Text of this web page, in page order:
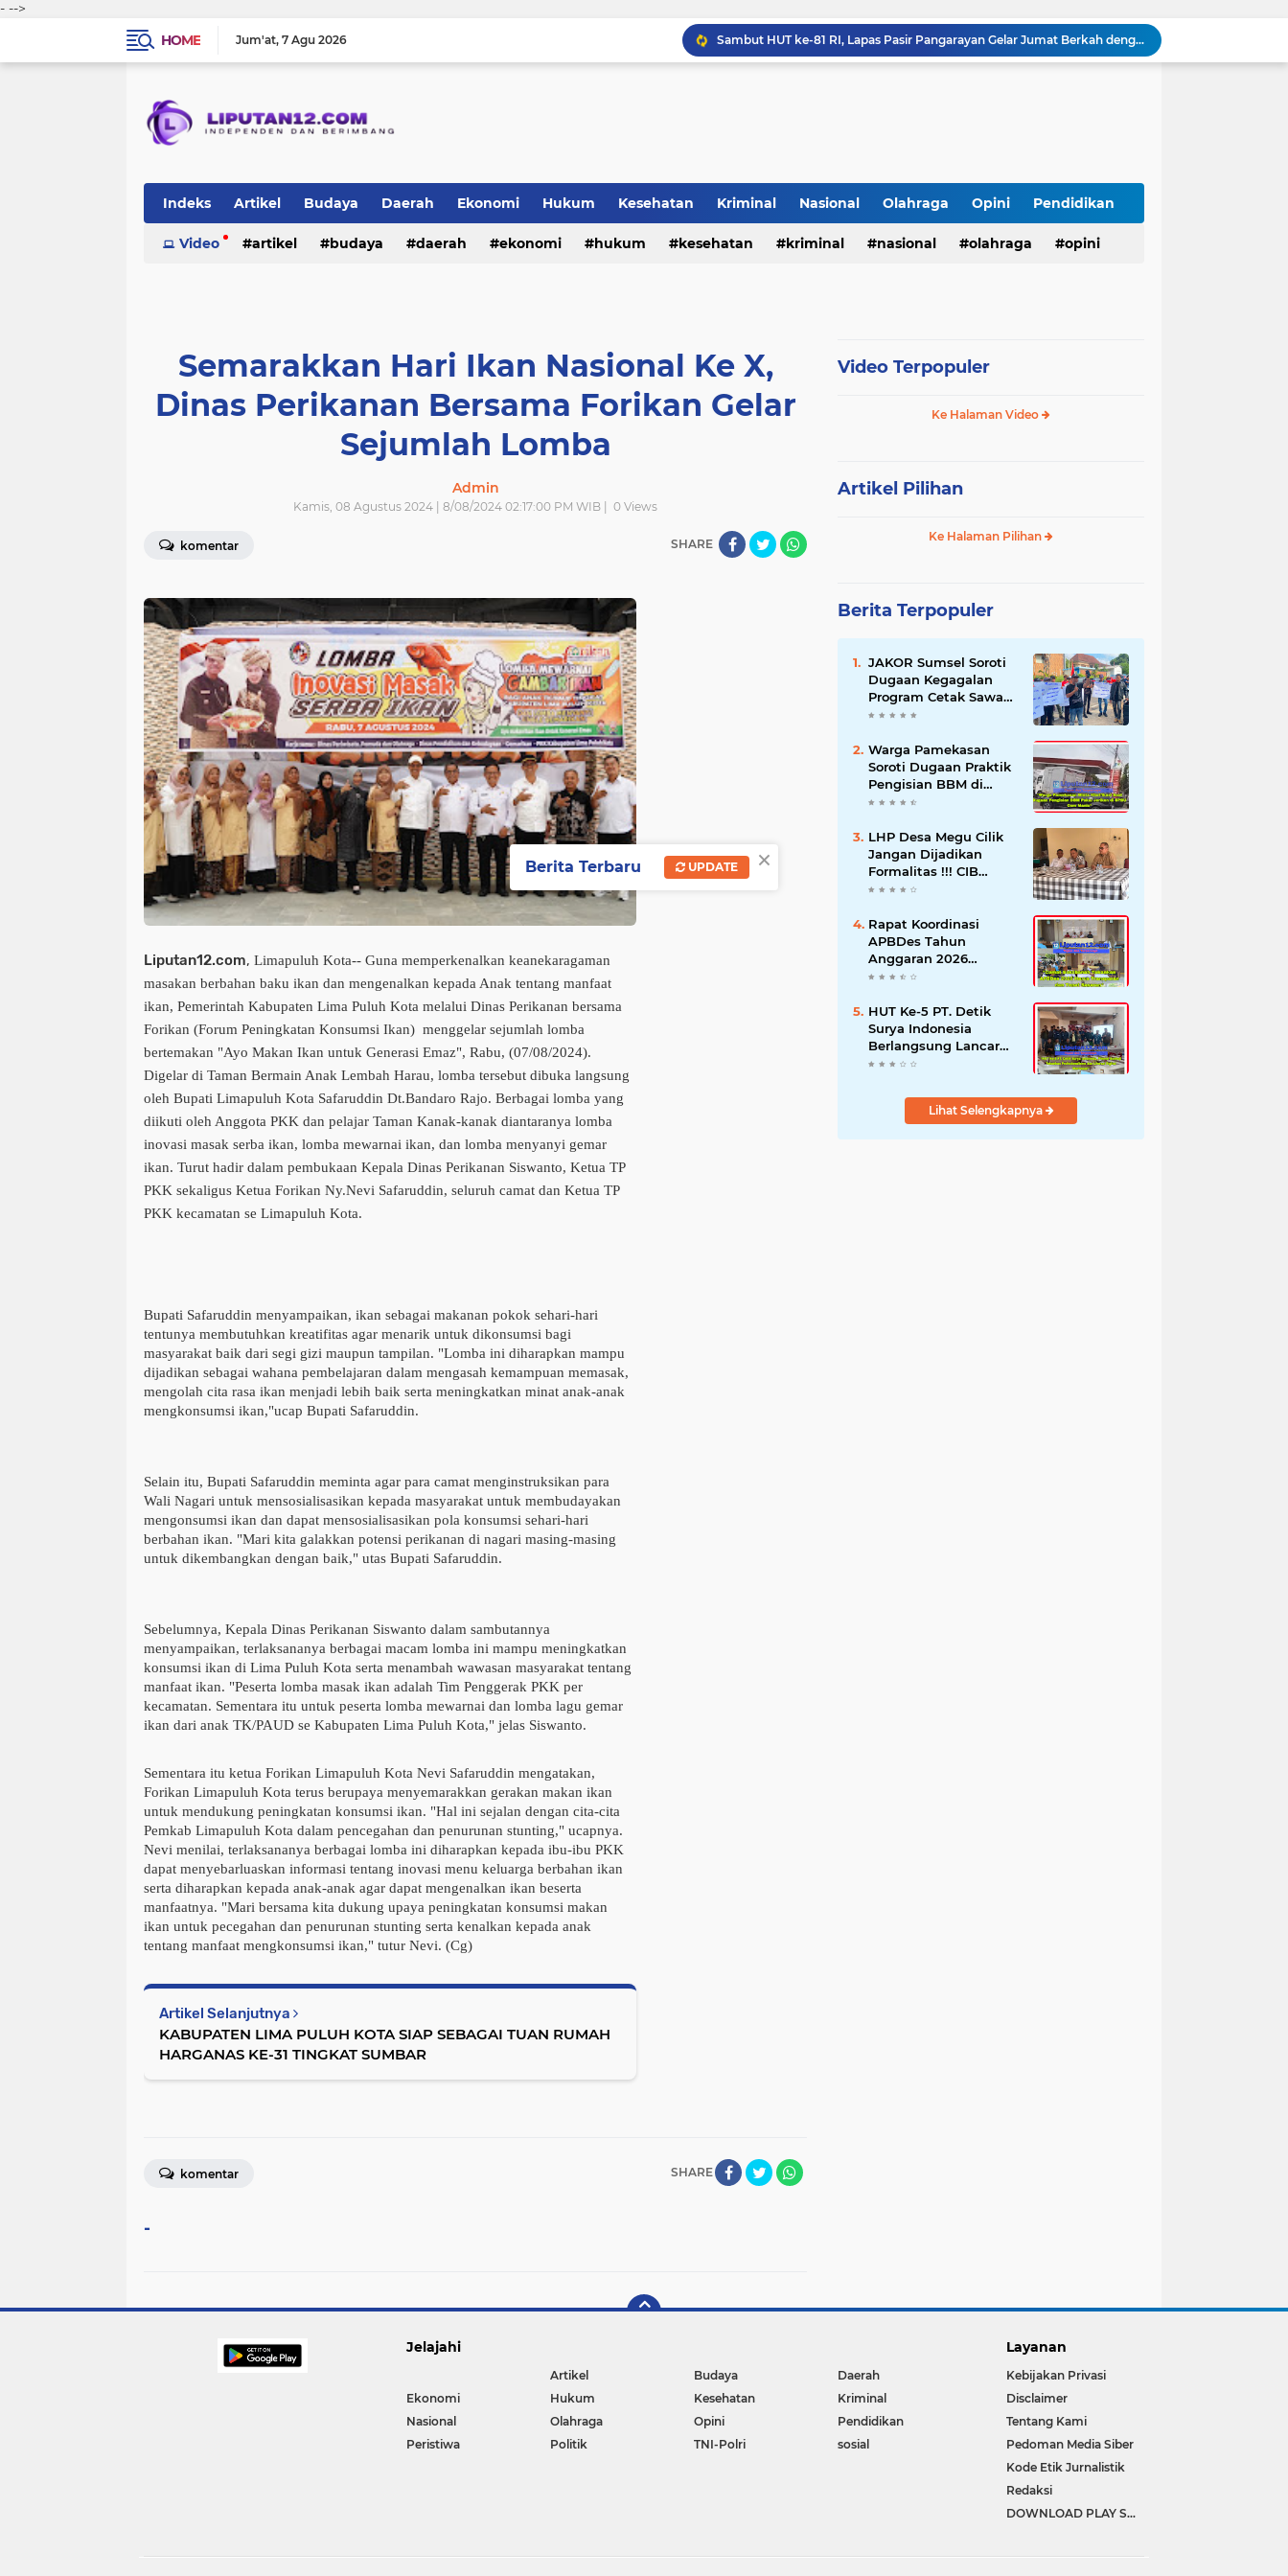
- -->
HOME
Jum'at 7 Agu 2026
Sambut HUT ke-81 RI, Lapas Pasir Pangarayan Gelar Jumat Berkah dengan Berbagi Sembako kepada Warga Kurang Mampu
APBD Gelontorkan Rp. 23 Miliar untuk DPRD Sampang, Gedung Wakil Rakyat Malah Lengang Saat Jam Kerja
Ringkus Satu Orang Tersangka, Satresnarkoba Polres Payakumbuh Amankan Satu Paket Sabu
Indeks Artikel Budaya Daerah Ekonomi Hukum Kesehatan Kriminal Nasional Olahraga Opini Pendidikan
Peristiwa Politik TNI-Polri sosial
Video artikel budaya daerah ekonomi hukum kesehatan kriminal nasional olahraga opini
Semarakkan Hari Ikan Nasional Ke X,
Dinas Perikanan Bersama Forikan Gelar
Sejumlah Lomba
Admin
Kamis, 08 Agustus 2024 | 8/08/2024 02:17:00 PM WIB | 0 Views
komentar SHARE
Liputan12.com, Limapuluh Kota-- Guna memperkenalkan keanekaragaman
masakan berbahan baku ikan dan mengenalkan kepada Anak tentang manfaat
ikan, Pemerintah Kabupaten Lima Puluh Kota melalui Dinas Perikanan bersama
Forikan (Forum Peningkatan Konsumsi Ikan) menggelar sejumlah lomba
bertemakan "Ayo Makan Ikan untuk Generasi Emaz", Rabu, (07/08/2024).
Digelar di Taman Bermain Anak Lembah Harau, lomba tersebut dibuka langsung
oleh Bupati Limapuluh Kota Safaruddin Dt.Bandaro Rajo. Berbagai lomba yang
diikuti oleh Anggota PKK dan pelajar Taman Kanak-kanak diantaranya lomba
inovasi masak serba ikan, lomba mewarnai ikan, dan lomba menyanyi gemar
ikan. Turut hadir dalam pembukaan Kepala Dinas Perikanan Siswanto, Ketua TP
PKK sekaligus Ketua Forikan Ny.Nevi Safaruddin, seluruh camat dan Ketua TP
PKK kecamatan se Limapuluh Kota.
Bupati Safaruddin menyampaikan, ikan sebagai makanan pokok sehari-hari
tentunya membutuhkan kreatifitas agar menarik untuk dikonsumsi bagi
masyarakat baik dari segi gizi maupun tampilan. "Lomba ini diharapkan mampu
dijadikan sebagai wahana pembelajaran dalam mengasah kemampuan memasak,
mengolah cita rasa ikan menjadi lebih baik serta meningkatkan minat anak-anak
mengkonsumsi ikan,"ucap Bupati Safaruddin.
Selain itu, Bupati Safaruddin meminta agar para camat menginstruksikan para
Wali Nagari untuk mensosialisasikan kepada masyarakat untuk membudayakan
mengonsumsi ikan dan dapat mensosialisasikan pola konsumsi sehari-hari
berbahan ikan. "Mari kita galakkan potensi perikanan di nagari masing-masing
untuk dikembangkan dengan baik," utas Bupati Safaruddin.
Sebelumnya, Kepala Dinas Perikanan Siswanto dalam sambutannya
menyampaikan, terlaksananya berbagai macam lomba ini mampu meningkatkan
konsumsi ikan di Lima Puluh Kota serta menambah wawasan masyarakat tentang
manfaat ikan. "Peserta lomba masak ikan adalah Tim Penggerak PKK per
kecamatan. Sementara itu untuk peserta lomba mewarnai dan lomba lagu gemar
ikan dari anak TK/PAUD se Kabupaten Lima Puluh Kota," jelas Siswanto.
Sementara itu ketua Forikan Limapuluh Kota Nevi Safaruddin mengatakan,
Forikan Limapuluh Kota terus berupaya menyemarakkan gerakan makan ikan
untuk mendukung peningkatan konsumsi ikan. "Hal ini sejalan dengan cita-cita
Pemkab Limapuluh Kota dalam pencegahan dan penurunan stunting," ucapnya.
Nevi menilai, terlaksananya berbagai lomba ini diharapkan kepada ibu-ibu PKK
dapat menyebarluaskan informasi tentang inovasi menu keluarga berbahan ikan
serta diharapkan kepada anak-anak agar dapat mengenalkan ikan beserta
manfaatnya. "Mari bersama kita dukung upaya peningkatan konsumsi makan
ikan untuk pecegahan dan penurunan stunting serta kenalkan kepada anak
tentang manfaat mengkonsumsi ikan," tutur Nevi. (Cg)
Artikel Selanjutnya
KABUPATEN LIMA PULUH KOTA SIAP SEBAGAI TUAN RUMAH
HARGANAS KE-31 TINGKAT SUMBAR
SHARE
komentar
-
Video Terpopuler
Ke Halaman Video
Artikel Pilihan
Ke Halaman Pilihan
Berita Terpopuler
JAKOR Sumsel Soroti
Dugaan Kegagalan
Program Cetak Sawah
Rp105 Miliar di Ogan
Pertanian Mundur
Warga Pamekasan
Soroti Dugaan Praktik
Pengisian BBM di
SPBU Cem Manis,
Pengawasan
LHP Desa Megu Cilik
Jangan Dijadikan
Formalitas !!! CIB
Desak Inspektorat
dan Hentikan Dugaan
Permainan Oknum
Rapat Koordinasi
APBDes Tahun
Anggaran 2026
Semester II,
Sokobanah Libatkan 12
Desa
HUT Ke-5 PT. Detik
Surya Indonesia
Berlangsung Lancar
dan Profesional,
Wartawan
Lihat Selengkapnya
Jelajahi
Artikel Budaya
Daerah
Ekonomi
Hukum Kesehatan
Kriminal
Nasional
Olahraga Opini
Pendidikan
Peristiwa
Politik TNI-Polri sosial
Layanan
Kebijakan Privasi
Disclaimer
Tentang Kami
Pedoman Media Siber
Kode Etik Jurnalistik
Redaksi
DOWNLOAD PLAY STORE
×
Berita Terbaru UPDATE